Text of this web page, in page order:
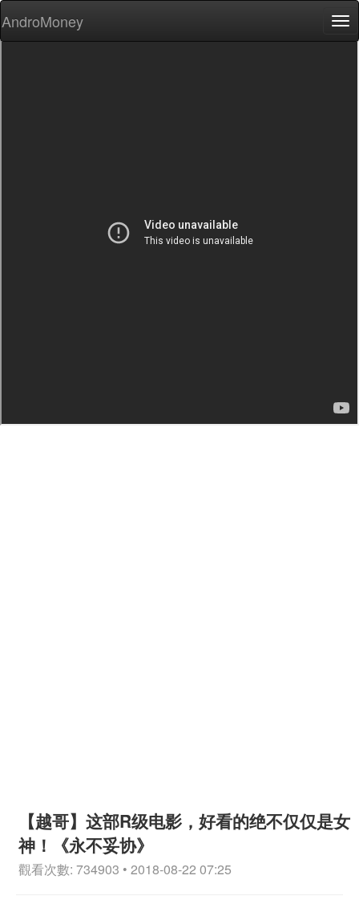
AndroMoney
【越哥】这部R级电影，好看的绝不仅仅是女
神！《永不妥协》
觀看次數: 734903 • 2018-08-22 07:25